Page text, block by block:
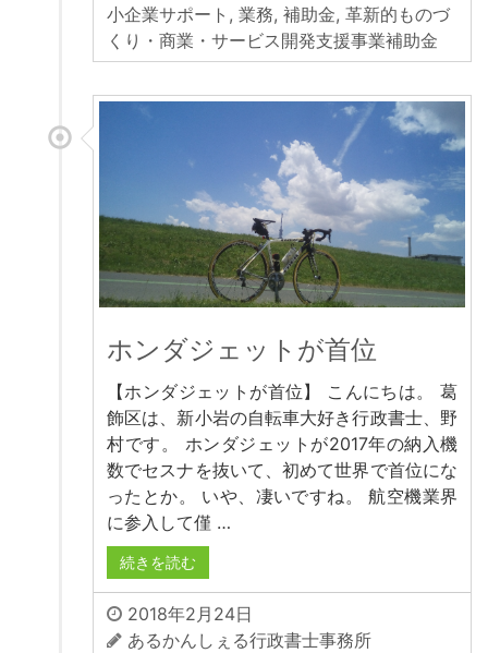
小企業サポート , 業務, 補助金, 革新的ものづ
くり・商業・サービス開発支援事業補助金
ホンダジェットが首位
【ホンダジェットが首位】 こんにちは。 葛
飾区は、新小岩の自転車大好き行政書士、野
村です。 ホンダジェットが2017年の納入機
数でセスナを抜いて、初めて世界で首位にな
ったとか。 いや、凄いですね。 航空機業界
に参入して僅 …
続きを読む
2018年2月24日
あるかんしぇる行政書士事務所